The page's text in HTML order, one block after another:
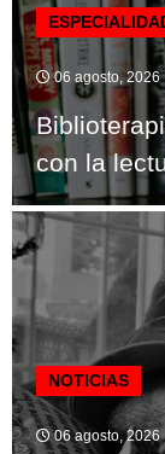
06 agosto, 2026
con la
NOTICIAS
06 agosto, 2026